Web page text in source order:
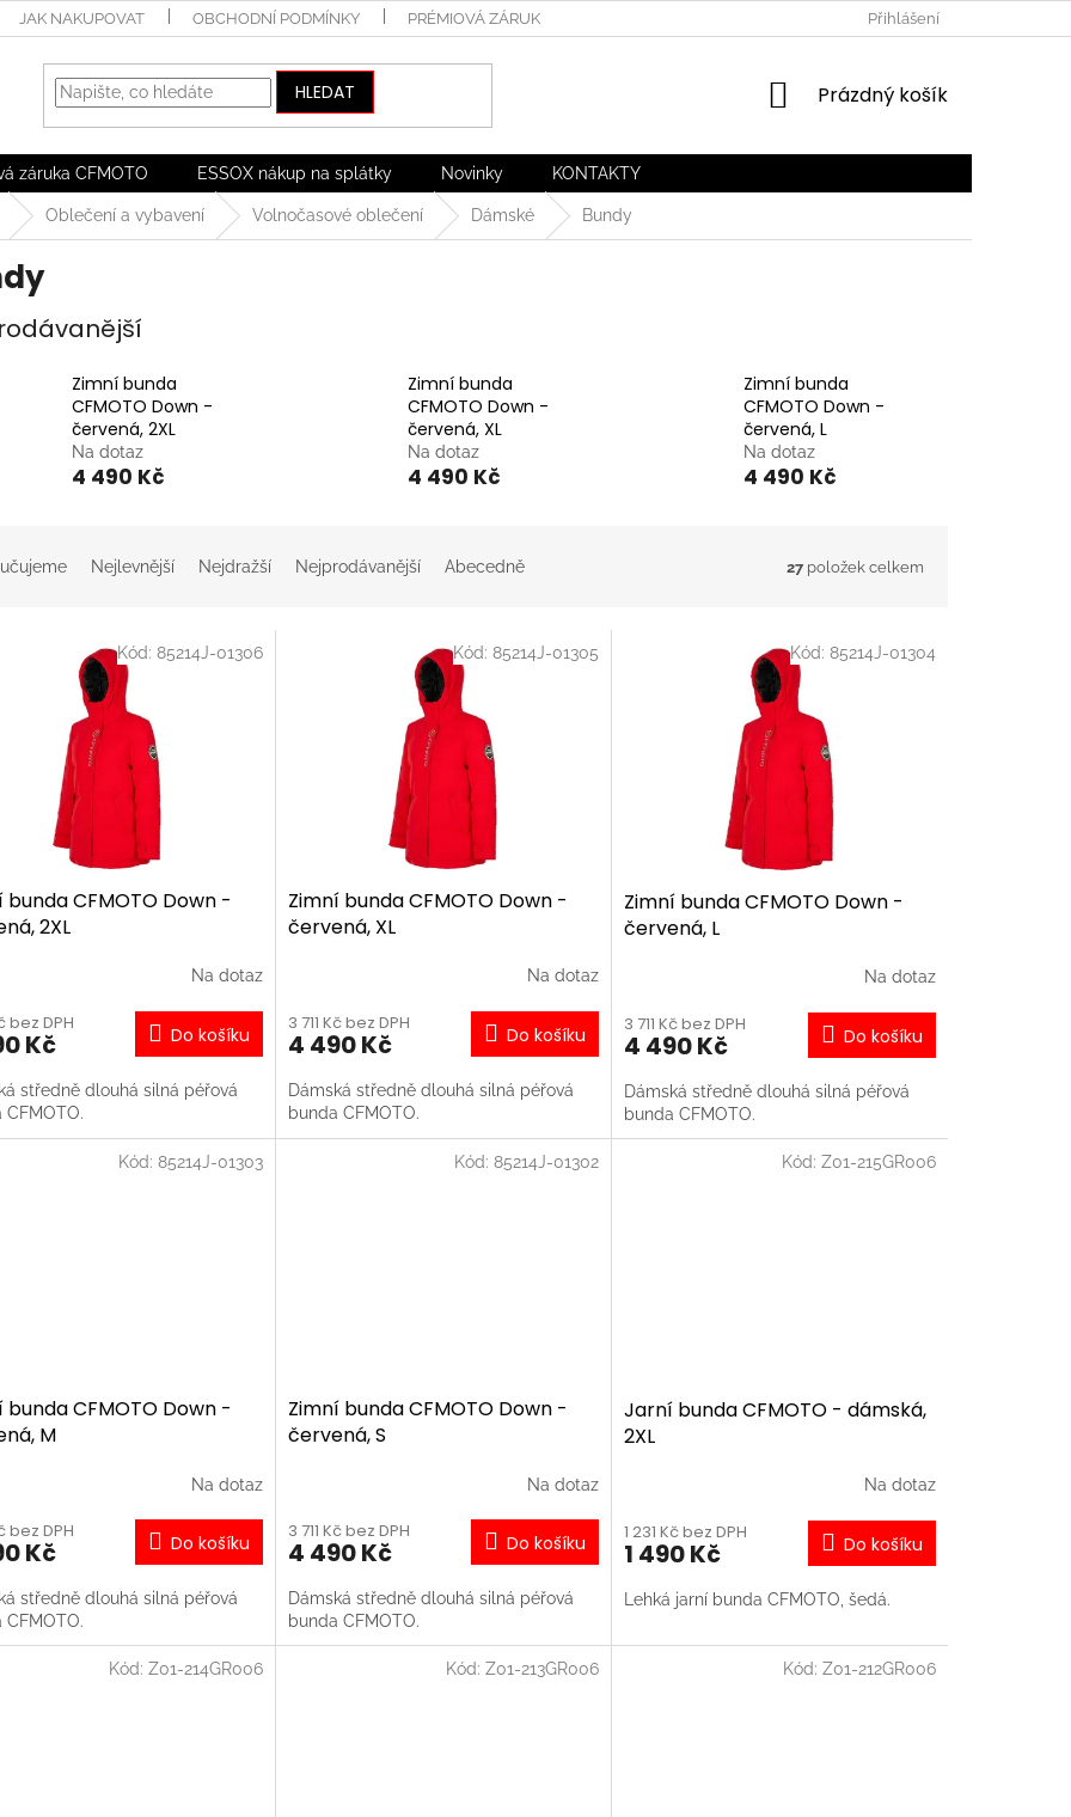
JAK NAKUPOVAT OBCHODNÍ PODMÍNKY PRÉMIOVÁ ZÁRUKA CFMOTO ESSOX NÁKUP NA SPLÁTKYPřihlášení
HLEDAT
NÁKUPNÍ
Prázdný košík
záruka CFMOTO ESSOX nákup na splátky Novinky KONTAKTY
Oblečení a vybavení Volnočasové oblečení Dámské Bundy
Zimní bunda
CFMOTO Down -
červená, 2XL
Na dotaz
4 490 Kč
Zimní bunda
CFMOTO Down -
červená, XL
Na dotaz
4 490 Kč
Zimní bunda
CFMOTO Down -
červená, L
Na dotaz
4 490 Kč
Nejlevnější Nejdražší Nejprodávanější Abecedně 27 položek celkem
bunda CFMOTO Down -
2XL
Na dotaz
bez DPH
Kč Do košíku
středně dlouhá silná péřová
CFMOTO.
Kód: 85214J-01306
Zimní bunda CFMOTO Down -
červená, XL
Na dotaz
3 711 Kč bez DPH
4 490 Kč Do košíku
Dámská středně dlouhá silná péřová
bunda CFMOTO.
Kód: 85214J-01305
Zimní bunda CFMOTO Down -
červená, L
Na dotaz
3 711 Kč bez DPH
4 490 Kč Do košíku
Dámská středně dlouhá silná péřová
bunda CFMOTO.
Kód: 85214J-01304
bunda CFMOTO Down -
M
Na dotaz
bez DPH
Kč Do košíku
středně dlouhá silná péřová
CFMOTO.
Kód: 85214J-01303
Zimní bunda CFMOTO Down -
červená, S
Na dotaz
3 711 Kč bez DPH
4 490 Kč Do košíku
Dámská středně dlouhá silná péřová
bunda CFMOTO.
Kód: 85214J-01302
Jarní bunda CFMOTO - dámská,
2XL
Na dotaz
1 231 Kč bez DPH
1 490 Kč Do košíku
Lehká jarní bunda CFMOTO, šedá.
Kód: Z01-215GR006
Kód: Z01-214GR006 Kód: Z01-213GR006 Kód: Z01-212GR006